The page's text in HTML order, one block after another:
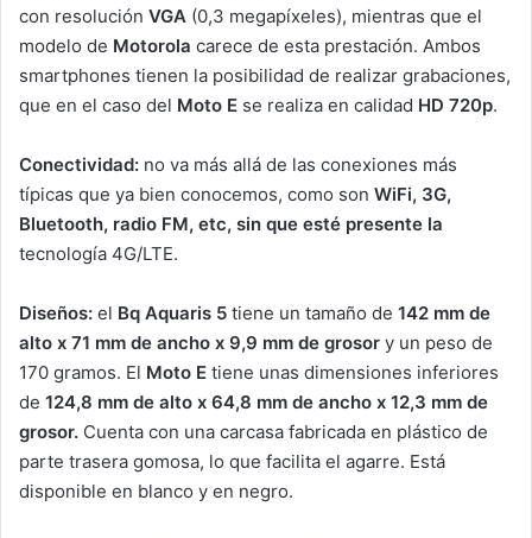
con resolución VGA (0,3 megapíxeles), mientras que el
modelo de Motorola carece de esta prestación. Ambos
smartphones tienen la posibilidad de realizar grabaciones,
que en el caso del Moto E se realiza en calidad HD 720p.
Conectividad: no va más allá de las conexiones más
típicas que ya bien conocemos, como son WiFi, 3G,
Bluetooth, radio FM, etc, sin que esté presente la
tecnología 4G/LTE.
Diseños: el Bq Aquaris 5 tiene un tamaño de 142 mm de
alto x 71 mm de ancho x 9,9 mm de grosor y un peso de
170 gramos. El Moto E tiene unas dimensiones inferiores
de 124,8 mm de alto x 64,8 mm de ancho x 12,3 mm de
grosor. Cuenta con una carcasa fabricada en plástico de
parte trasera gomosa, lo que facilita el agarre. Está
disponible en blanco y en negro.